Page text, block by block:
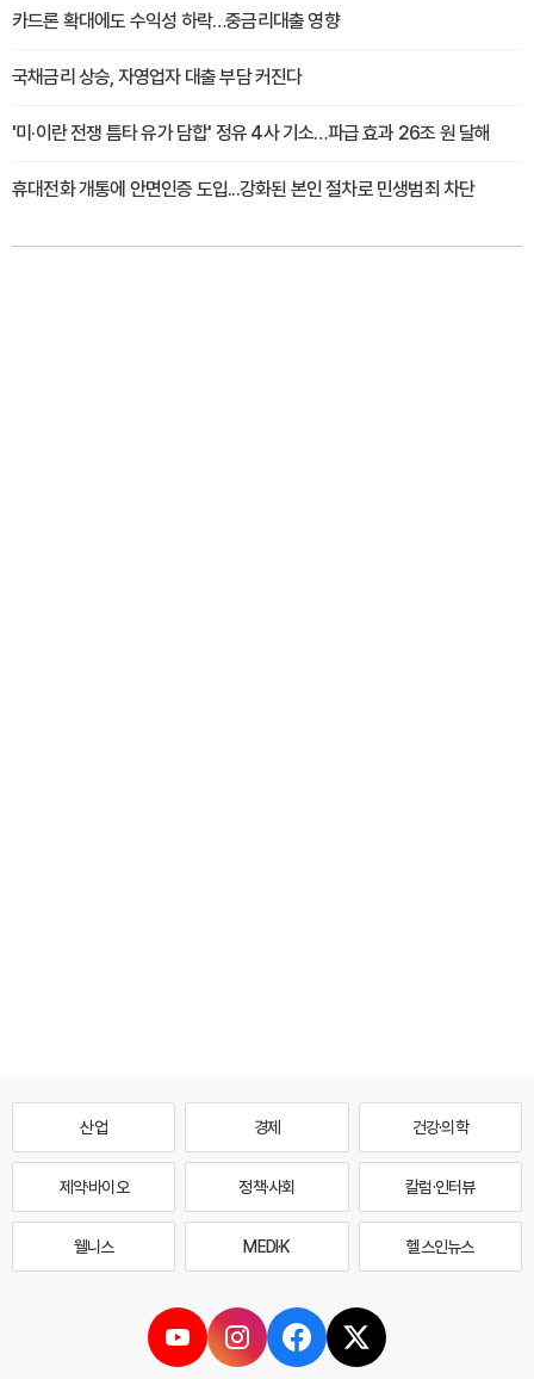
카드론 확대에도 수익성 하락…중금리대출 영향
국채금리 상승, 자영업자 대출 부담 커진다
'미·이란 전쟁 틈타 유가 담합' 정유 4사 기소…파급 효과 26조 원 달해
휴대전화 개통에 안면인증 도입...강화된 본인 절차로 민생범죄 차단
산업 경제 건강·의학
제약·바이오 정책·사회 칼럼·인터뷰
웰니스 MEDI·K 헬스인뉴스